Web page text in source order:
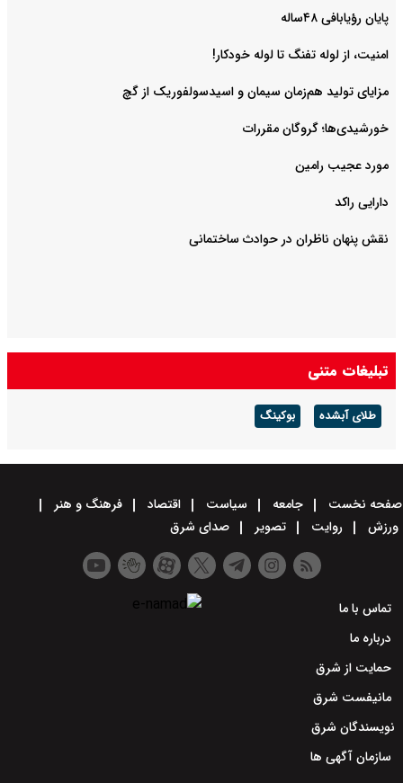
پایان رؤیابافی ۴۸ساله
امنیت، از لوله تفنگ تا ‌لوله خودکار!
مزایای تولید هم‌زمان سیمان و اسیدسولفوریک از گچ
خورشیدی‌ها؛ گروگان مقررات
مورد عجیب رامین
دارایی راکد
نقش پنهان ناظران در حوادث ساختمانی
تبلیغات متنی
طلای آبشده بوکینگ
صفحه نخست جامعه سیاست اقتصاد
فرهنگ و هنر
ورزش
روایت تصویر صدای شرق
تماس با ما
درباره ما
حمایت از شرق
مانیفست شرق
نویسندگان شرق
سازمان آگهی ها